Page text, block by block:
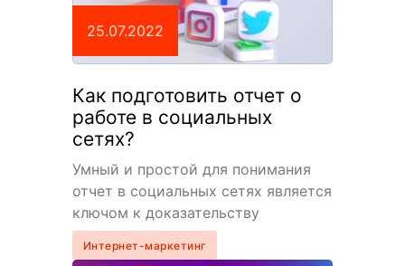
Как подготовить отчет о
работе в социальных
сетях?
Умный и простой для понимания
отчет в социальных сетях является
ключом к доказательству
правильности выбранной
стратегии. Он показывает, чего вы
25.07.2022
Интернет-маркетинг